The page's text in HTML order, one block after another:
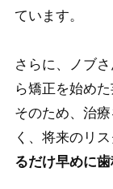
ています。
さらに、ノブ
ら矯正を始め
そのため、治
く、将来のリ
るだけ早めに